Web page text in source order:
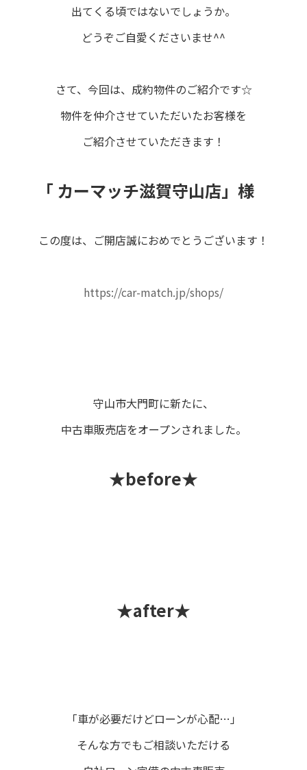
出てくる頃ではないでしょうか。
どうぞご自愛くださいませ^^
さて、今回は、成約物件のご紹介です☆
物件を仲介させていただいたお客様を
ご紹介させていただきます！
「 カーマッチ滋賀守山店」様
この度は、ご開店誠におめでとうございます！
https://car-match.jp/shops/
守山市大門町に新たに、
中古車販売店をオープンされました。
★before★
★after★
「車が必要だけどローンが心配…」
そんな方でもご相談いただける